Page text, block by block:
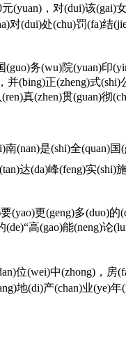
(yuan)，对(dui)该
(dui)处(chu)罚(fa)结
务(wu)院(yuan)印
(bing)正(zheng)式
真(zhen)贯(guan)彻
是(shi)全(quan)
达(da)峰(feng)实
更(geng)多(duo)的
高(gao)能(neng)论
(wei)中(zhong)，房
地(di)产(chan)业